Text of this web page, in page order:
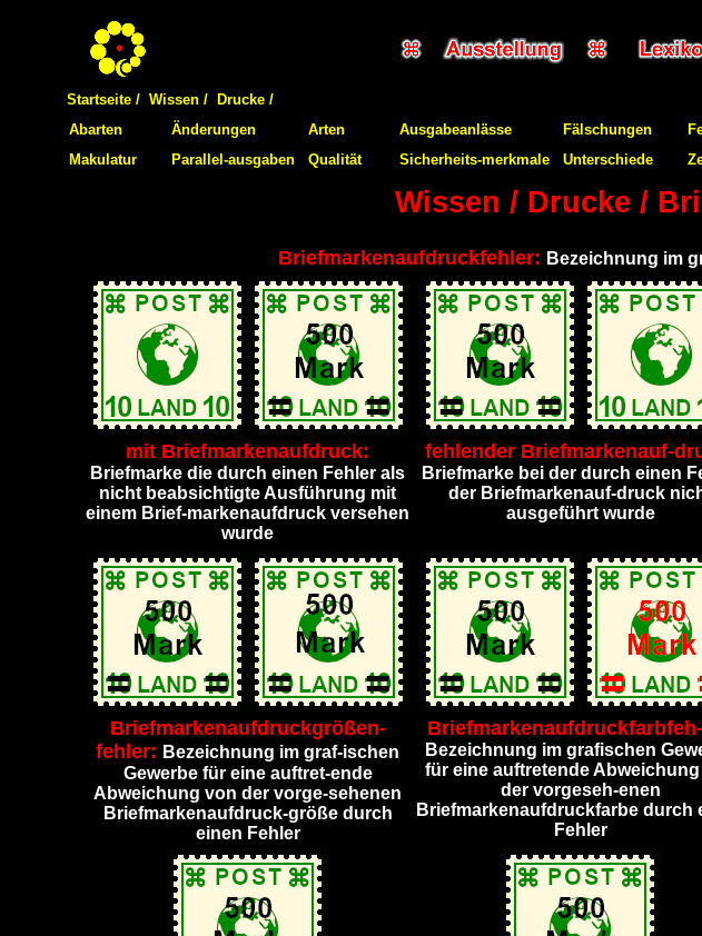
Startseite / Wissen /
Drucke /
Abarten
Änderungen Arten Ausgabeanlässe Fälschungen
Makulatur
Parallel-ausgaben Qualität Sicherheits-merkmale Unterschiede
Wissen / Drucke /
Briefmarkenaufdruckfehler: Bezeichnung im
mit Briefmarkenaufdruck:
Briefmarke die durch einen Fehler als
nicht beabsichtigte Ausführung mit
einem Brief-markenaufdruck versehen
wurde
fehlender Briefmarkenauf-
Briefmarke bei der durch einen
der Briefmarkenauf-druck
ausgeführt wurde
Briefmarkenaufdruckgrößen-
fehler: Bezeichnung im graf-ischen
Gewerbe für eine auftret-ende
Abweichung von der vorge-sehenen
Briefmarkenaufdruck-größe durch
einen Fehler
Bezeichnung im grafischen
für eine auftretende
der vorgeseh-enen
Briefmarkenaufdruckfarbe durch
Fehler